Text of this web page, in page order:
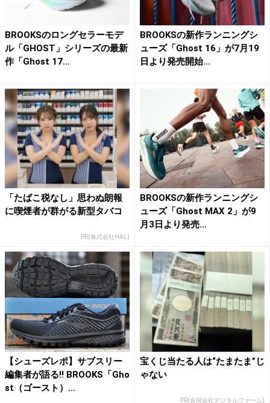
BROOKSのロングセラーモデ
ル「GHOST」シリーズの最新
作「Ghost 17...
BROOKSの新作ランニングシ
ューズ「Ghost 16」が7月19
日より発売開始...
「たばこ税なし」思わぬ朗報
に喫煙者が群がる新型タバコ
PR(株式会社HAL)
BROOKSの新作ランニングシ
ューズ「Ghost MAX 2」が9
月3日より発売...
【シューズレポ】サブスリー
編集者が語る!! BROOKS「Gho
st（ゴースト）...
宝くじ当たる人は“たまたま”じ
ゃない
PR(合同会社デジタルファーム)